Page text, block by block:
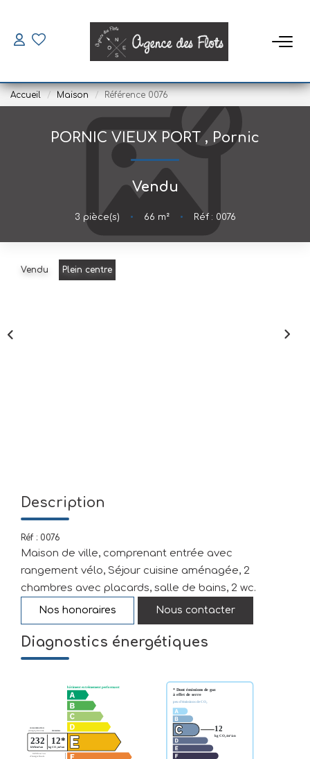
ACHETER
SAISONNIERS
Louer
Mettre En Location
Accueil Maison Référence 0076
PORNIC VIEUX PORT, Pornic
Vendu
3 pièce(s) • 66 m² • Réf : 0076
Vendu Plein centre
Description
Réf : 0076
Maison de ville, comprenant entrée avec
rangement vélo, Séjour cuisine aménagée, 2
chambres avec placards, salle de bains, 2 wc.
Nos honoraires Nous contacter
Diagnostics énergétiques